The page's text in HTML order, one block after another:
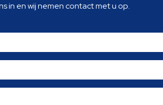
in en wij nemen contact met u op.